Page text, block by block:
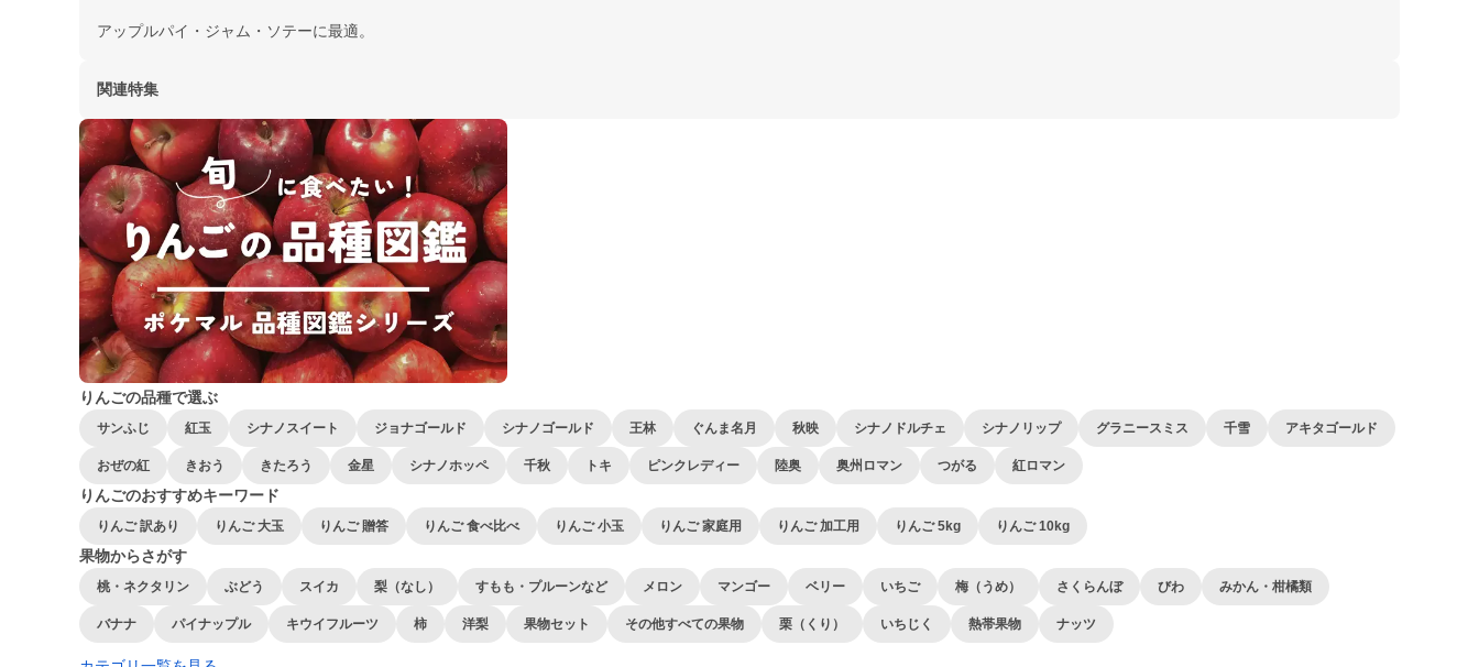
アップルパイ・ジャム・ソテーに最適。
関連特集
りんごの品種で選ぶ
サンふじ 紅玉 シナノスイート ジョナゴールド シナノゴールド 王林 ぐんま名月 秋映 シナノドルチェ シナノリップ グラニースミス 千雪 アキタゴールド
おぜの紅 きおう きたろう 金星 シナノホッペ 千秋 トキ ピンクレディー 陸奥 奥州ロマン つがる 紅ロマン
りんごのおすすめキーワード
りんご 訳あり りんご 大玉 りんご 贈答 りんご 食べ比べ りんご 小玉 りんご 家庭用 りんご 加工用 りんご 5kg りんご 10kg
果物からさがす
桃・ネクタリン ぶどう スイカ 梨（なし） すもも・プルーンなど メロン マンゴー ベリー いちご 梅（うめ） さくらんぼ びわ みかん・柑橘類
バナナ パイナップル キウイフルーツ 柿 洋梨 果物セット その他すべての果物 栗（くり） いちじく 熱帯果物 ナッツ